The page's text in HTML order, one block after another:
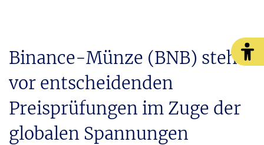
Binance-Münze (BNB) steht
vor entscheidenden
Preisprüfungen im Zuge der
globalen Spannungen